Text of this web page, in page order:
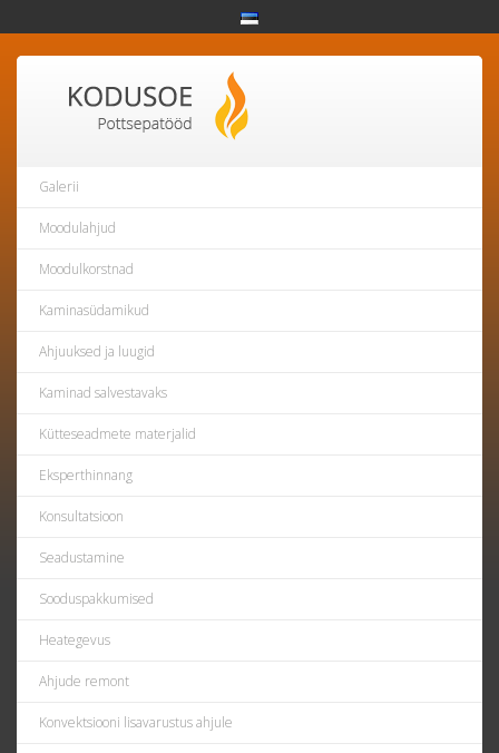
Galerii
Moodulahjud
Moodulkorstnad
Kaminasüdamikud
Ahjuuksed ja luugid
Kaminad salvestavaks
Kütteseadmete materjalid
Eksperthinnang
Konsultatsioon
Seadustamine
Sooduspakkumised
Heategevus
Ahjude remont
Konvektsiooni lisavarustus ahjule